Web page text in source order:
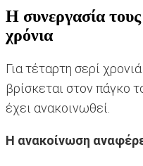
Η συνεργασία
χρόνια
Για τέταρτη σερί
βρίσκεται στον πάγκο
έχει ανακοινωθεί.
Η ανακοίνωση